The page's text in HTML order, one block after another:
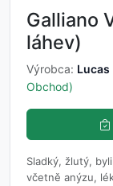
Galliano
láhev)
Výrobca: Lucas
Obchod)
Sladký, žlutý,
včetně anýzu,